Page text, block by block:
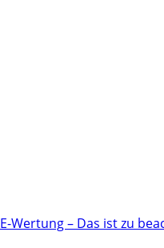
Wertung – Das ist zu